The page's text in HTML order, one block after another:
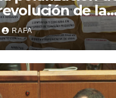
de la
RAFA